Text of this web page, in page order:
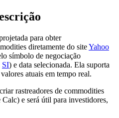
para obter
diretamente do siteYahoo
símbolo de negociação
SI) e data selecionada. Ela suporta
atuais em tempo real.
rastreadores de commodities
e será útil para investidores,